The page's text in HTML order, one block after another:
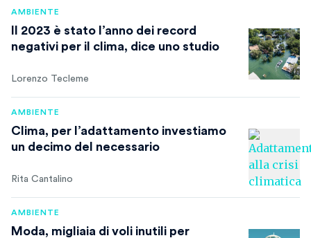
AMBIENTE
Il 2023 è stato l’anno dei record
negativi per il clima, dice uno studio
Lorenzo Tecleme
AMBIENTE
Clima, per l’adattamento investiamo
un decimo del necessario
Rita Cantalino
AMBIENTE
Moda, migliaia di voli inutili per